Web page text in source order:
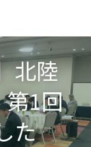
北陸
第1回
た